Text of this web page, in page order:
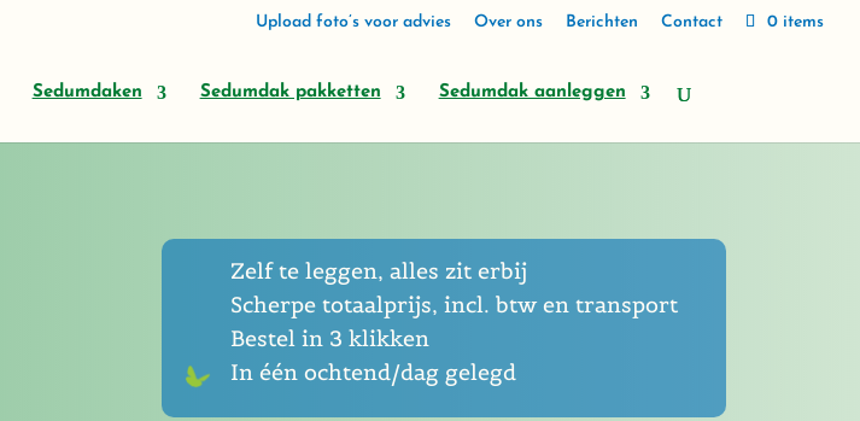
Upload foto’s voor advies Over ons Berichten Contact 0 items
Sedumdaken Sedumdak pakketten Sedumdak aanleggen
Zelf te leggen, alles zit erbij
Scherpe totaalprijs, incl. btw en transport
Bestel in 3 klikken
In één ochtend/dag gelegd